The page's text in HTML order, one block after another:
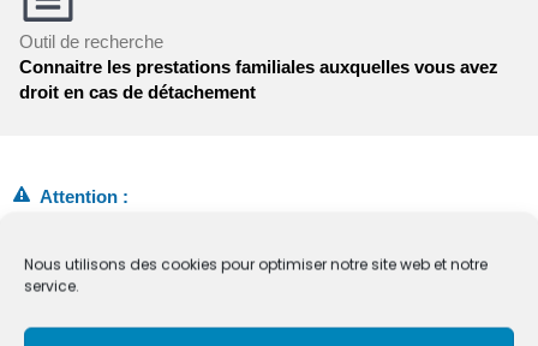
Nous utilisons des cookies pour optimiser notre site web et notre
service.
Outil de recherche
Connaitre les prestations familiales auxquelles vous avez
droit en cas de détachement
Attention :
administratives/particuliers/?xml=F13212">sont soumises à
conditions de revenus</a>. C'est-à-dire qu'au-dessus d'un
certain seuil de revenus, soit la famille n'y a plus droit, soit le